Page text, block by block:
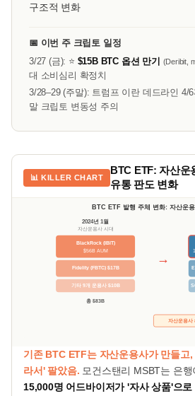
구조적 변화
📅 이번 주 크립토 일정
3/27 (금): ⭐ $15B BTC 옵션 만기 (Deribit,
대 소비심리 확정치
3/28–29 (주말): 트럼프 이란 데드라인
말 크립토 변동성 주의
📊 KILLER CHART
BTC ETF: 자산
유통 판도 변화
BTC ETF 발행 주체 변화: 자산운
2024년 1월
자산운용사 시대
BlackRock (IBIT)
$56B AUM
Fidelity (FBTC) $17B
기타 9개 운용사 $10B
총 $83B
→
자산운용사
기존 BTC ETF는 자산운용사가 만들고
라서' 팔았음. 모건스탠리 MSBT는 은행
15,000명 어드바이저가 '자사 상품'으